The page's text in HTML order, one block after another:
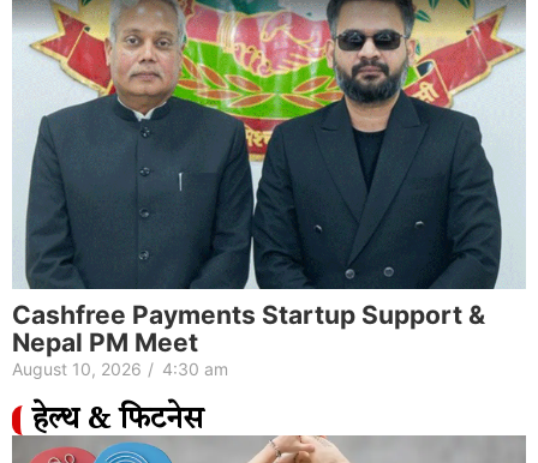
Cashfree Payments Startup Support &
Nepal PM Meet
August 10, 2026 / 4:30 am
हेल्थ & फिटनेस